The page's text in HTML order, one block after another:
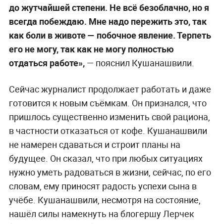
до жутчайшей степени. Не всё безоблачно, но я
всегда побеждаю. Мне надо пережить это, так
как боли в животе — побочное явление. Терпеть
его не могу, так как не могу полностью
отдаться работе», — пояснил Кушанашвили.
Сейчас журналист продолжает работать и даже
готовится к новым съёмкам. Он признался, что
пришлось существенно изменить свой рациона,
в частности отказаться от кофе. Кушанашвили
не намерен сдаваться и строит планы на
будущее. Он сказал, что при любых ситуациях
нужно уметь радоваться в жизни, сейчас, по его
словам, ему приносят радость успехи сына в
учёбе. Кушанашвили, несмотря на состояние,
нашёл силы намекнуть на блогершу Лерчек